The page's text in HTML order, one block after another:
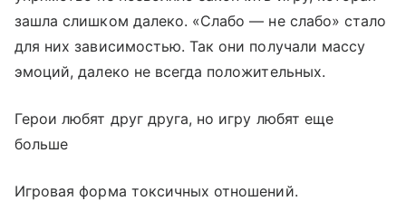
зашла слишком далеко. «Слабо — не слабо» стало
для них зависимостью. Так они получали массу
эмоций, далеко не всегда положительных.
Герои любят друг друга, но игру любят еще
больше
Игровая форма токсичных отношений.